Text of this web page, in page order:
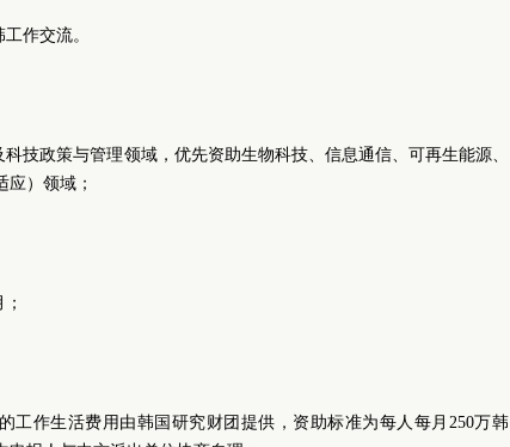
作交流。
技政策与管理领域，优先资助生物科技、信息通信、可再生能源、
应）领域；
工作生活费用由韩国研究财团提供，资助标准为每人每月250万韩